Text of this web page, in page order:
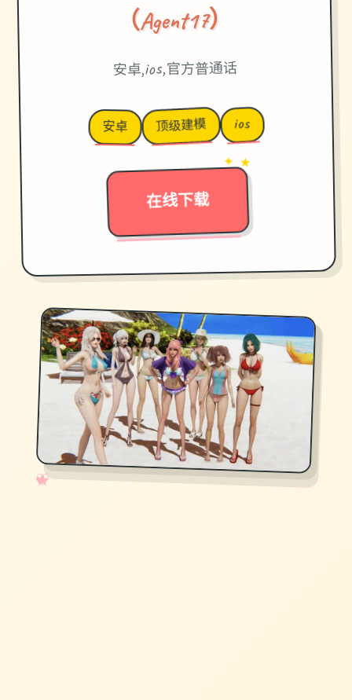
（Agent17）
安卓,ios,官方普通话
安卓 顶级建模 ios
在线下载
→
✦ ★
✧
♡
★
♥